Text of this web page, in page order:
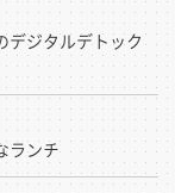
デジタルデトック
ランチ